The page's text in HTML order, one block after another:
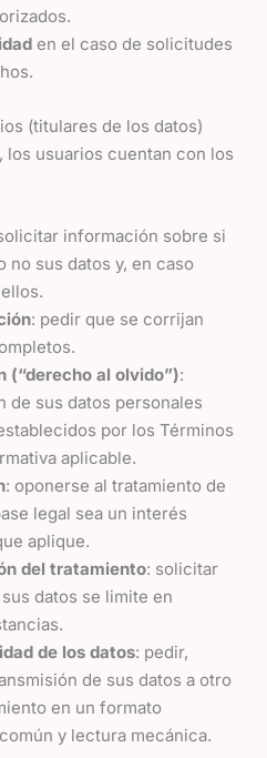
en el caso de solicitudes
(titulares de los datos)
los usuarios cuentan con los
información sobre si
no sus datos y, en caso
: pedir que se corrijan
(“derecho al olvido”):
de sus datos personales
por los Términos
aplicable.
: oponerse al tratamiento de
legal sea un interés
aplique.
del tratamiento: solicitar
datos se limite en
de los datos: pedir,
de sus datos a otro
en un formato
y lectura mecánica.